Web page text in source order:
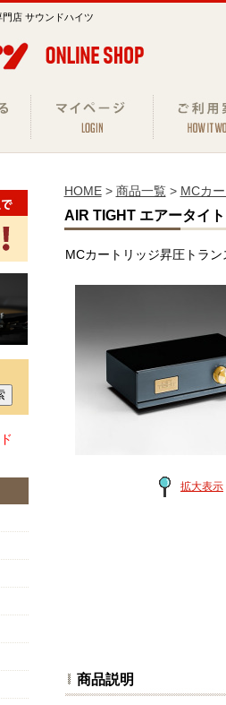
店 サウンドハイツ
HOME> 商品一覧> MCカ
AIR TIGHT エアータイ
MCカートリッジ昇圧トラン
拡大表示
商品説明